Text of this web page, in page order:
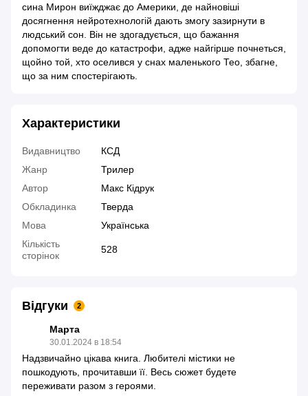
сина Мирон виїжджає до Америки, де найновіші
досягнення нейротехнологій дають змогу зазирнути в
людський сон. Він не здогадується, що бажання
допомогти веде до катастрофи, адже найгірше почнеться,
щойно той, хто оселився у снах маленького Тео, збагне,
що за ним спостерігають.
Характеристики
Видавництво
КСД
Жанр
Трилер
Автор
Макс Кідрук
Обкладинка
Тверда
Мова
Українська
Кількість
сторінок
528
Відгуки 2
Марта
30.01.2024 в 18:54
Надзвичайно цікава книга. Любителі містики не
пошкодують, прочитавши її. Весь сюжет будете
переживати разом з героями.